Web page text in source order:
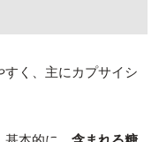
く、主にカプサイシ